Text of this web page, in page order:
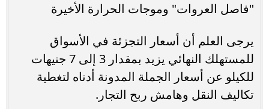
"فاصل العروات" وموجات الحرارة الأخيرة
يرجى العلم أن أسعار التجزئة في الأسواق
للمستهلك النهائي يزيد بمقدار 3 إلى 7 جنيهات
للكيلو عن أسعار الجملة المدونة أدناه لتغطية
تكاليف النقل وهامش ربح التجار.